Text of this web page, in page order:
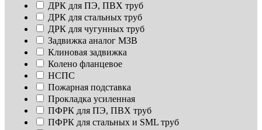
ДРК для ПЭ, ПВХ труб
ДРК для стальных труб
ДРК для чугунных труб
Задвижка аналог МЗВ
Клиновая задвижка
Колено фланцевое
НСПС
Пожарная подставка
Прокладка усиленная
ПФРК для ПЭ, ПВХ труб
ПФРК для стальных и SML труб